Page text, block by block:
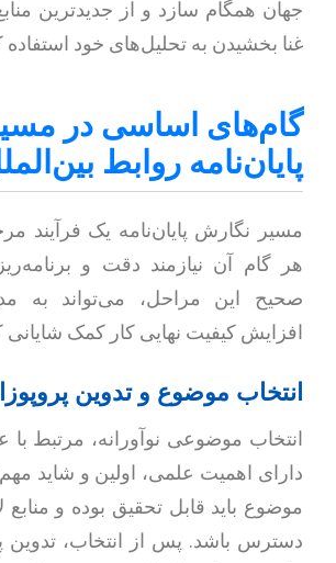
جهان همگام سازد و از جدیدترین
غنا بخشیدن به تحلیل‌های خود استفاده
گام‌های اساسی در
پایان‌نامه روابط
مسیر نگارش پایان‌نامه یک فرآیند
هر گام آن نیازمند دقت و
صحیح این مراحل، می‌تواند به
افزایش کیفیت نهایی کار کمک شایانی
انتخاب موضوع و تدوین
انتخاب موضوعی نوآورانه، مرتبط
دارای اهمیت علمی، اولین و شاید
موضوع باید قابل تحقیق بوده و منابع
دسترس باشد. پس از انتخاب، تدوین